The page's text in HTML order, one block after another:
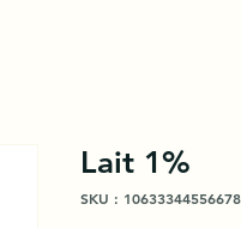
Lait 1%
SKU : 10633344556678